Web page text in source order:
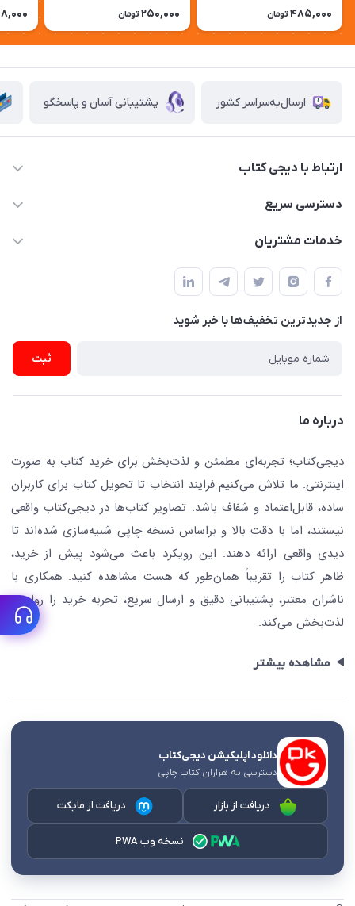
485,000 تومان 250,000 تومان
ارسال‌به‌سراسر کشور پشتیبانی آسان و پاسخگو
ارتباط با دیجی کتاب
021-66483376
پلیس امنیت .پلاک 150 (🚷 فروش فقط به صورت آنلاین)
دسترسی سریع
کتاب (دسته‌بندی)
ناشران همکار
نویسندگان و مترجمان
کافه دیجی کتاب
جستجو در سایت
کتابیاب
خدمات مشتریان
راهنما
پیگیری سفارشات
رهگیری مرسولات پستی
ارسال تیکت پشتیبانی
از جدید‌ترین تخفیف‌ها با‌ خبر شوید
ثبت
درباره ما
دیجی‌کتاب؛ تجربه‌ای مطمئن و لذت‌بخش برای خرید کتاب به صورت
اینترنتی. ما تلاش می‌کنیم فرایند انتخاب تا تحویل کتاب برای کاربران
ساده، قابل‌اعتماد و شفاف باشد. تصاویر کتاب‌ها در دیجی‌کتاب واقعی
نیستند، اما با دقت بالا و براساس نسخه چاپی شبیه‌سازی شده‌اند تا
دیدی واقعی ارائه دهند. این رویکرد باعث می‌شود پیش از خرید،
ظاهر کتاب را تقریباً همان‌طور که هست مشاهده کنید. همکاری با
ناشران معتبر، پشتیبانی دقیق و ارسال سریع، تجربه خرید را روان و
لذت‌بخش می‌کند.
مشاهده بیشتر
دانلود اپلیکیشن دیجی‌کتاب
دسترسی به هزاران کتاب چاپی
دریافت از بازار دریافت از مایکت
نسخه وب PWA